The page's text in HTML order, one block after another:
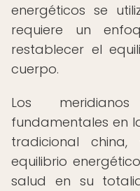
energéticos se
requiere un
restablecer el
cuerpo.
Los
fundamentales en
tradicional
equilibrio
salud en su